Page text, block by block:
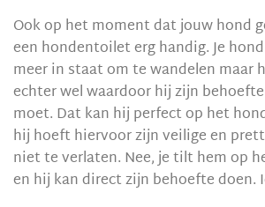
Ook op het moment dat jouw hond
een hondentoilet erg handig. Je
meer in staat om te wandelen maar
echter wel waardoor hij zijn
moet. Dat kan hij perfect op het
hij hoeft hiervoor zijn veilige en
niet te verlaten. Nee, je tilt hem op
en hij kan direct zijn behoefte doen.